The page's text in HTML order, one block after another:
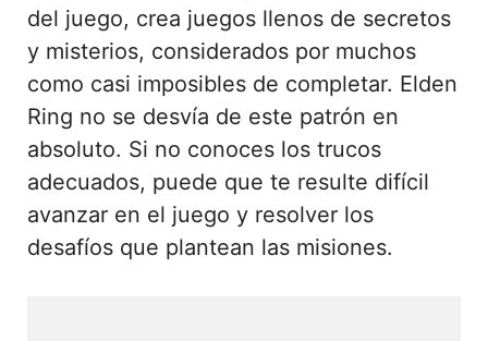
del juego, crea juegos llenos de secretos
y misterios, considerados por muchos
como casi imposibles de completar. Elden
Ring no se desvía de este patrón en
absoluto. Si no conoces los trucos
adecuados, puede que te resulte difícil
avanzar en el juego y resolver los
desafíos que plantean las misiones.